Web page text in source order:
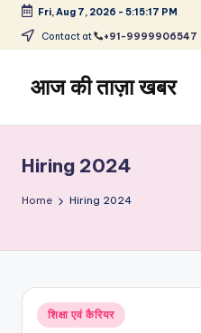
Skip
content
Fri, Aug 7, 2026 - 5:15:17 PM
Contact at +91-9999906547 |
आज की ताज़ा खबर
ताज़ा
समाचार
–
और
विश्व
Hiring 2024
Home Hiring 2024
Posted
शिक्षा एवं कैरियर